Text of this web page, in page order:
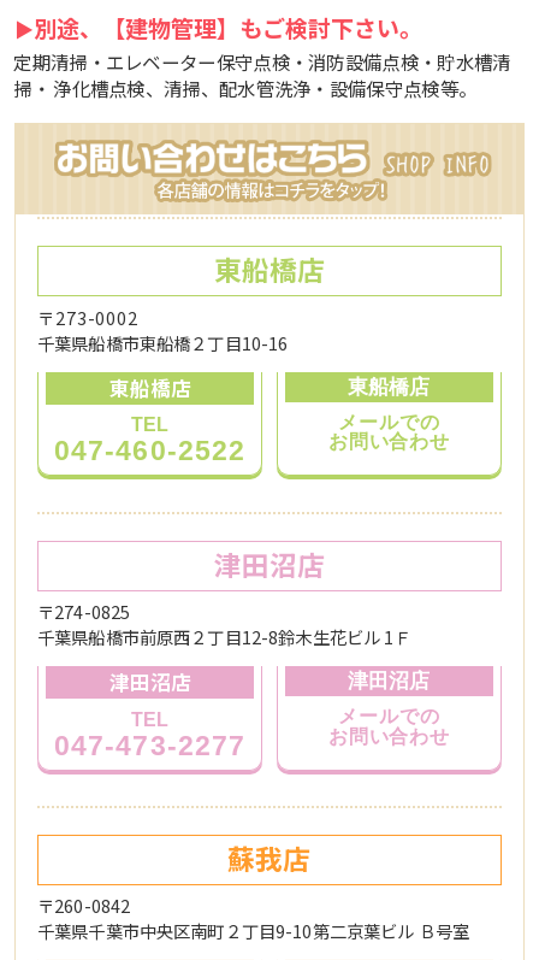
▶別途、【建物管理】もご検討下さい。
定期清掃・エレベーター保守点検・消防設備点検・貯水槽清
掃・ 浄化槽点検、清掃、配水管洗浄・設備保守点検等。
東船橋店
〒273-0002
千葉県船橋市東船橋２丁目10-16
東船橋店
TEL
047-460-2522
東船橋店
メールでの
お問い合わせ
津田沼店
〒274-0825
千葉県船橋市前原西２丁目12-8鈴木生花ビル 1Ｆ
津田沼店
TEL
047-473-2277
津田沼店
メールでの
お問い合わせ
蘇我店
〒260-0842
千葉県千葉市中央区南町２丁目9-10第二京葉ビル Ｂ号室